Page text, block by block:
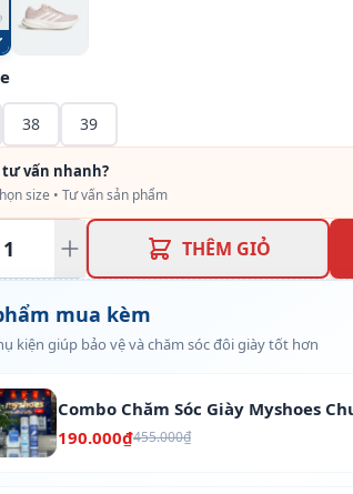
38 39
tư vấn nhanh?
size • Tư vấn sản phẩm
THÊM GIỎ
mua kèm
kiện giúp bảo vệ và chăm sóc đôi giày tốt hơn
Combo Chăm Sóc Giày Myshoes
190.000₫455.000₫